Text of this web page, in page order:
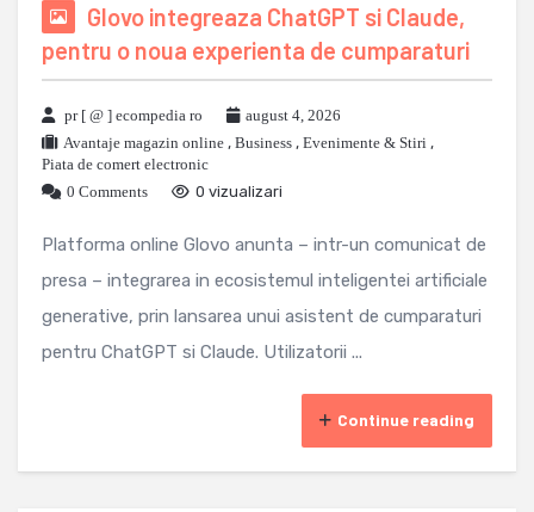
Glovo integreaza ChatGPT si Claude,
pentru o noua experienta de cumparaturi
pr [ @ ] ecompedia ro
august 4, 2026
Avantaje magazin online , Business , Evenimente & Stiri ,
Piata de comert electronic
0 Comments
0 vizualizari
Platforma online Glovo anunta – intr-un comunicat de
presa – integrarea in ecosistemul inteligentei artificiale
generative, prin lansarea unui asistent de cumparaturi
pentru ChatGPT si Claude. Utilizatorii ...
Continue reading